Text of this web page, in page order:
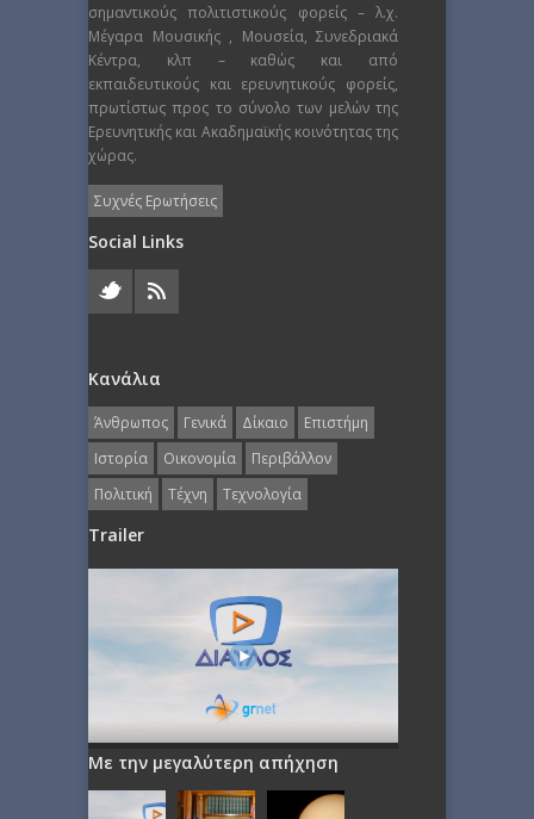
σημαντικούς πολιτιστικούς φορείς – λ.χ.
Μέγαρα Μουσικής , Μουσεία, Συνεδριακά
Κέντρα, κλπ – καθώς και από
εκπαιδευτικούς και ερευνητικούς φορείς,
πρωτίστως προς το σύνολο των μελών της
Ερευνητικής και Ακαδημαϊκής κοινότητας της
χώρας.
Συχνές Ερωτήσεις
Social Links
Κανάλια
Άνθρωπος Γενικά Δίκαιο
Επιστήμη
Ιστορία
Οικονομία
Περιβάλλον
Πολιτική
Τέχνη Τεχνολογία
Trailer
Με την μεγαλύτερη απήχηση